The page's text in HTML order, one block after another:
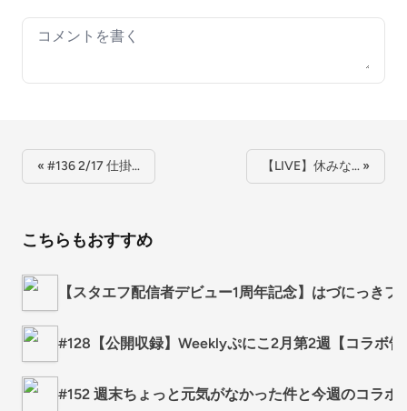
Your comment
« #136 2/17 仕掛… 【LIVE】休みな… »
こちらもおすすめ
【スタエフ配信者デビュー1周年記念】はづにっき
#128【公開収録】Weeklyぷにこ2月第2週【コラボ
#152 週末ちょっと元気がなかった件と今週のコラボ